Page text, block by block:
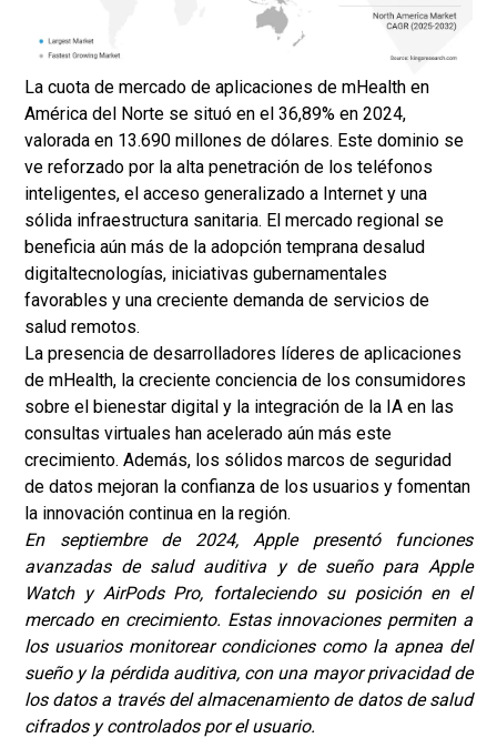
La cuota de mercado de aplicaciones de mHealth en
América del Norte se situó en el 36,89% en 2024,
valorada en 13.690 millones de dólares. Este dominio se
ve reforzado por la alta penetración de los teléfonos
inteligentes, el acceso generalizado a Internet y una
sólida infraestructura sanitaria. El mercado regional se
beneficia aún más de la adopción temprana desalud
digitaltecnologías, iniciativas gubernamentales
favorables y una creciente demanda de servicios de
salud remotos.
La presencia de desarrolladores líderes de aplicaciones
de mHealth, la creciente conciencia de los consumidores
sobre el bienestar digital y la integración de la IA en las
consultas virtuales han acelerado aún más este
crecimiento. Además, los sólidos marcos de seguridad
de datos mejoran la confianza de los usuarios y fomentan
la innovación continua en la región.
En septiembre de 2024, Apple presentó funciones
avanzadas de salud auditiva y de sueño para Apple
Watch y AirPods Pro, fortaleciendo su posición en el
mercado en crecimiento. Estas innovaciones permiten a
los usuarios monitorear condiciones como la apnea del
sueño y la pérdida auditiva, con una mayor privacidad de
los datos a través del almacenamiento de datos de salud
cifrados y controlados por el usuario.